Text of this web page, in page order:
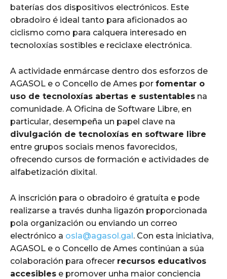
baterías dos dispositivos electrónicos. Este
obradoiro é ideal tanto para aficionados ao
ciclismo como para calquera interesado en
tecnoloxías sostibles e reciclaxe electrónica.
A actividade enmárcase dentro dos esforzos de
AGASOL e o Concello de Ames por fomentar o
uso de tecnoloxías abertas e sustentables na
comunidade. A Oficina de Software Libre, en
particular, desempeña un papel clave na
divulgación de tecnoloxías en software libre
entre grupos sociais menos favorecidos,
ofrecendo cursos de formación e actividades de
alfabetización dixital.
A inscrición para o obradoiro é gratuíta e pode
realizarse a través dunha ligazón proporcionada
pola organización ou enviando un correo
electrónico a osla@agasol.gal. Con esta iniciativa,
AGASOL e o Concello de Ames continúan a súa
colaboración para ofrecer recursos educativos
accesibles e promover unha maior conciencia